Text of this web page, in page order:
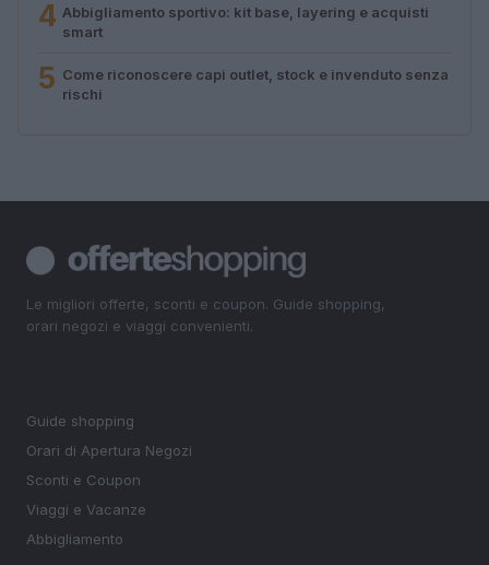
4 Abbigliamento sportivo: kit base, layering e acquisti
smart
5 Come riconoscere capi outlet, stock e invenduto senza
rischi
Le migliori offerte, sconti e coupon. Guide shopping,
orari negozi e viaggi convenienti.
Guide shopping
Orari di Apertura Negozi
Sconti e Coupon
Viaggi e Vacanze
Abbigliamento